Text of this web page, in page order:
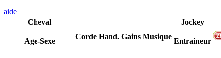
aide
Cheval
Age-Sexe
Corde Hand. Gains Musique
Jockey
Entraineur